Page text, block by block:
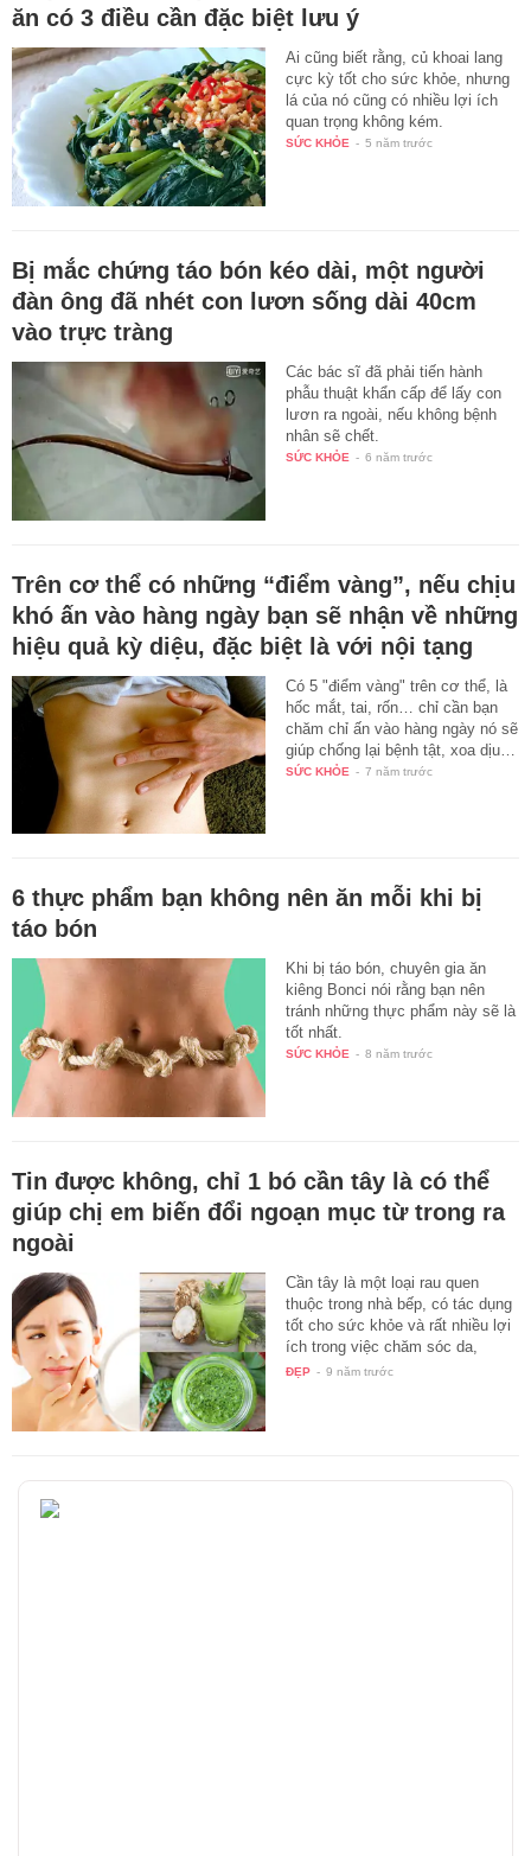
ăn có 3 điều cần đặc biệt lưu ý
Ai cũng biết rằng, củ khoai lang
cực kỳ tốt cho sức khỏe, nhưng
lá của nó cũng có nhiều lợi ích
quan trọng không kém.
SỨC KHỎE - 5 năm trước
Bị mắc chứng táo bón kéo dài, một người
đàn ông đã nhét con lươn sống dài 40cm
vào trực tràng
Các bác sĩ đã phải tiến hành
phẫu thuật khẩn cấp để lấy con
lươn ra ngoài, nếu không bệnh
nhân sẽ chết.
SỨC KHỎE - 6 năm trước
Trên cơ thể có những “điểm vàng”, nếu chịu
khó ấn vào hàng ngày bạn sẽ nhận về những
hiệu quả kỳ diệu, đặc biệt là với nội tạng
Có 5 "điểm vàng" trên cơ thể, là
hốc mắt, tai, rốn… chỉ cần bạn
chăm chỉ ấn vào hàng ngày nó sẽ
giúp chống lại bệnh tật, xoa dịu…
SỨC KHỎE - 7 năm trước
6 thực phẩm bạn không nên ăn mỗi khi bị
táo bón
Khi bị táo bón, chuyên gia ăn
kiêng Bonci nói rằng bạn nên
tránh những thực phẩm này sẽ là
tốt nhất.
SỨC KHỎE - 8 năm trước
Tin được không, chỉ 1 bó cần tây là có thể
giúp chị em biến đổi ngoạn mục từ trong ra
ngoài
Cần tây là một loại rau quen
thuộc trong nhà bếp, có tác dụng
tốt cho sức khỏe và rất nhiều lợi
ích trong việc chăm sóc da,
tóc…
ĐẸP - 9 năm trước